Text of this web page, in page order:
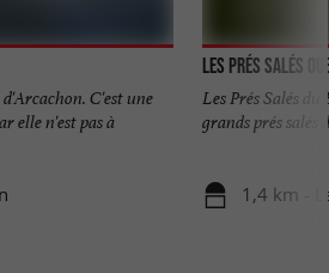
C'est une
elle n'est pas à
Les Prés Salés
Les Prés Salés du
grands prés salés
1,4 km -